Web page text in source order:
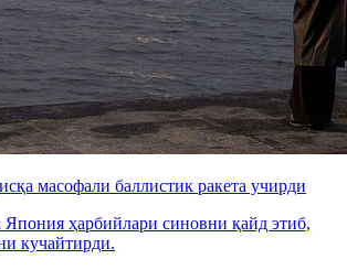
масофали баллистик ракета учирди
ҳарбийлари синовни қайд этиб,
кучайтирди.